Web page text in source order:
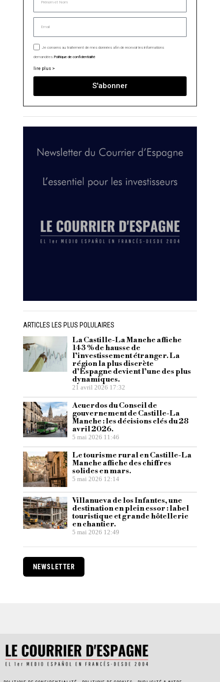
Je consens au traitement de mes données afin de recevoir les informations
demandées. Politique de confidentialité
lire plus >
S'abonner
ARTICLES LES PLUS POLULAIRES
La Castille-La Manche affiche
143 % de hausse de
l’investissement étranger. La
région la plus discrète
d’Espagne devient l’une des plus
dynamiques.
21 avril 2026 17:32
Acuerdos du Conseil de
gouvernement de Castille-La
Manche : les décisions clés du 28
avril 2026.
5 mai 2026 11:46
Le tourisme rural en Castille-La
Manche affiche des chiffres
solides en mars.
5 mai 2026 12:14
Villanueva de los Infantes, une
destination en plein essor : label
touristique et grande hôtellerie
en chantier.
5 mai 2026 12:49
NEWSLETTER